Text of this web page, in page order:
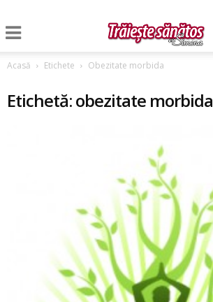
Acasă Etichete Obezitate morbida
Etichetă: obezitate morbida